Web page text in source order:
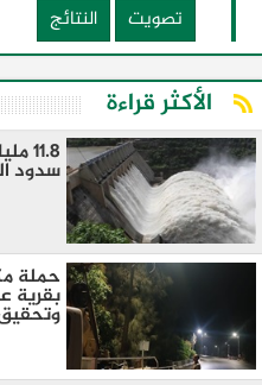
تصويت
النتائج
الأكثر قراءة
سدود
حملة
بقرية